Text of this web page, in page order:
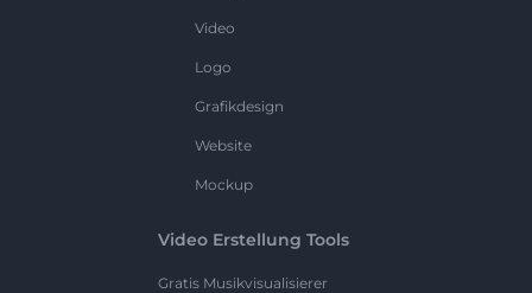
Video
Logo
Grafikdesign
Website
Mockup
Video Erstellung Tools
Gratis Musikvisualisierer